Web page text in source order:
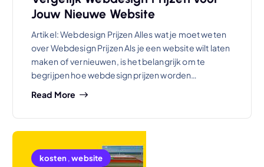
Jouw Nieuwe Website
Artikel: Webdesign Prijzen Alles wat je moet weten
over Webdesign Prijzen Als je een website wilt laten
maken of vernieuwen, is het belangrijk om te
begrijpen hoe webdesign prijzen worden…
Read More
kosten,website